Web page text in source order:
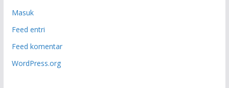
Masuk
Feed entri
Feed komentar
WordPress.org